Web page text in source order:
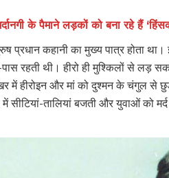
के पैमाने लड़कों को बना रहे हैं
प्रधान कहानी का मुख्य पात्र होता
रहती थी। हीरो ही मुश्किलों से लड़
में हीरोइन और मां को दुश्मन के चंगुल से
में सीटियां-तालियां बजती और युवाओं